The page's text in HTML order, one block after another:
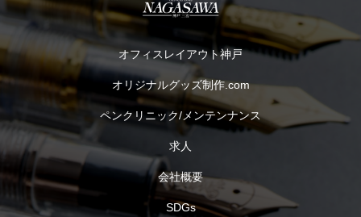
オフィスレイアウト神戸
オリジナルグッズ制作.com
ペンクリニック/メンテンナンス
求人
会社概要
SDGs